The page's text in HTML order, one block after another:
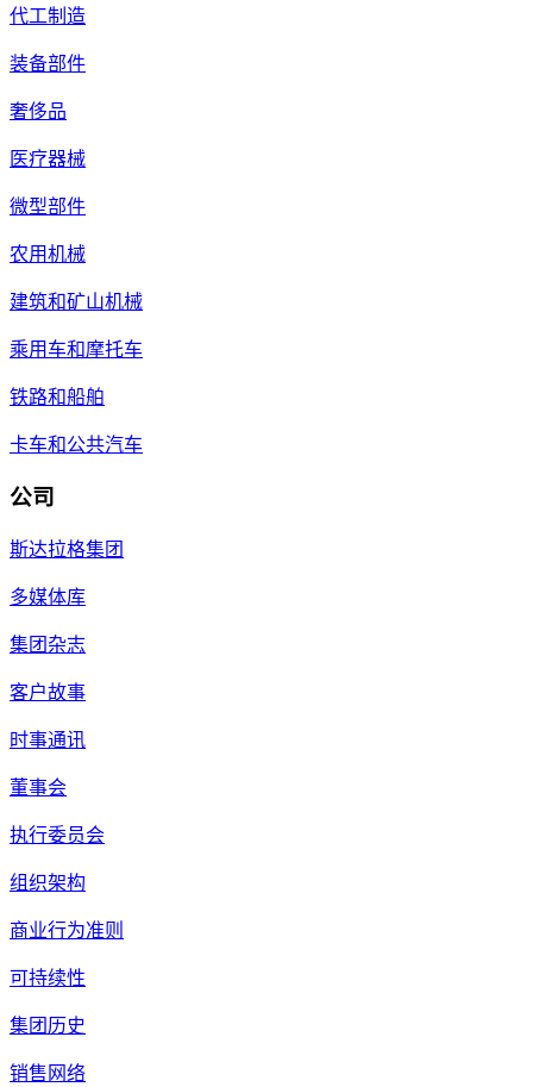
代工制造
装备部件
奢侈品
医疗器械
微型部件
农用机械
建筑和矿山机械
乘用车和摩托车
铁路和船舶
卡车和公共汽车
公司
斯达拉格集团
多媒体库
集团杂志
客户故事
时事通讯
董事会
执行委员会
组织架构
商业行为准则
可持续性
集团历史
销售网络